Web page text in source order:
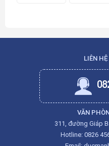
LIÊN
VĂN
311, đường Giáp
Hotline: 0826